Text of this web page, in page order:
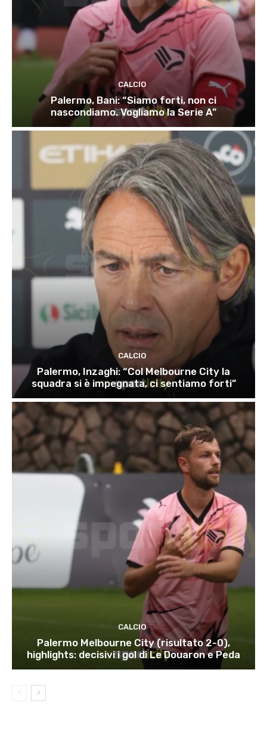
CALCIO
Palermo, Bani: “Siamo forti, non ci
nascondiamo. Vogliamo la Serie A”
CALCIO
Palermo, Inzaghi: “Col Melbourne City la
squadra si è impegnata, ci sentiamo forti”
CALCIO
Palermo Melbourne City (risultato 2-0),
highlights: decisivi i gol di Le Douaron e Peda